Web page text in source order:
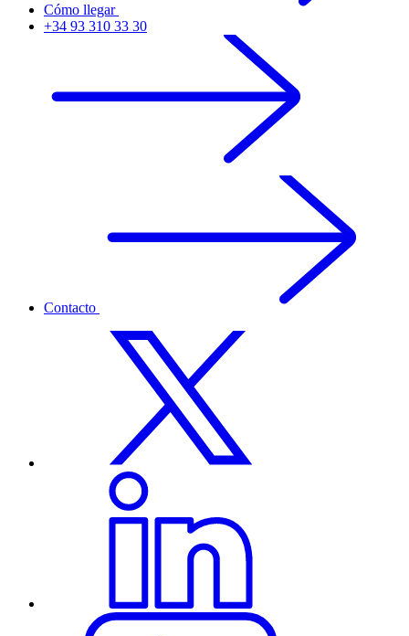
Cómo llegar
+34 93 310 33 30
Contacto